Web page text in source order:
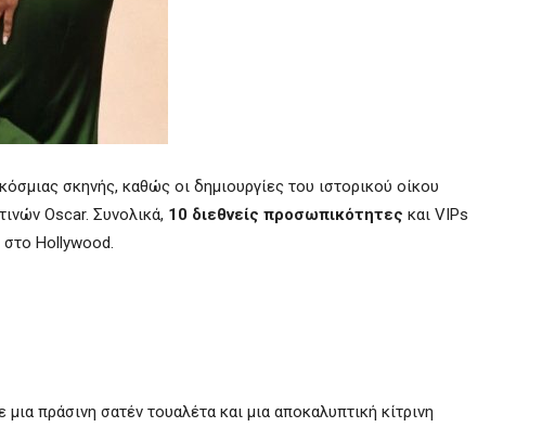
σκηνής, καθώς οι δημιουργίες του ιστορικού οίκου
Oscar. Συνολικά, 10 διεθνείς προσωπικότητες και VIPs
στο Hollywood.
πράσινη σατέν τουαλέτα και μια αποκαλυπτική κίτρινη